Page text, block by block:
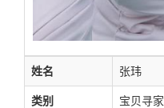
姓名 张玮
类别 宝贝寻家